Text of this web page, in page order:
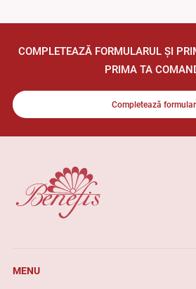
COMPLETEAZĂ FORMULARUL ȘI
PRIMA TA
Completează
MENU